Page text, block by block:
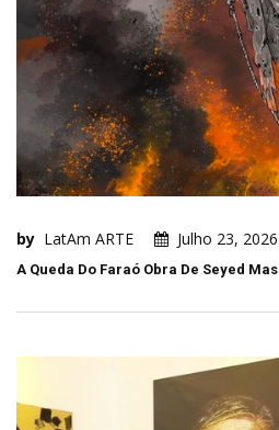
by LatAm ARTE Julho 23, 2026
A Queda Do Faraó Obra De Seyed